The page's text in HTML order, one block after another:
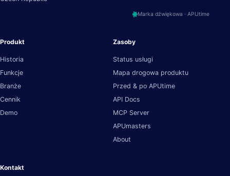
Marka dźwiękowa · APUtime
Produkt
Historia
Funkcje
Branże
Cennik
Demo
Zasoby
Status usługi
Mapa drogowa produktu
Przed & po APUtime
API Docs
MCP Server
APUmasters
About
Kontakt